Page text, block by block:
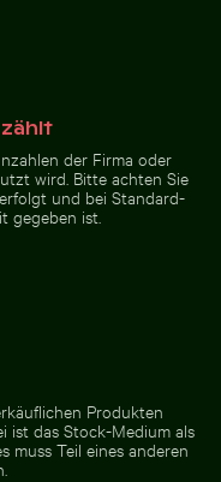
der Firma oder
wird. Bitte achten Sie
und bei Standard-
gegeben ist.
Produkten
ist das Stock-Medium als
muss Teil eines anderen